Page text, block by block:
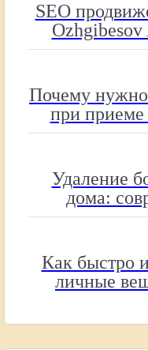
SEO
Ozhgibesov
Почему нужно
при приеме
Удаление
дома:
Как быстро
личные